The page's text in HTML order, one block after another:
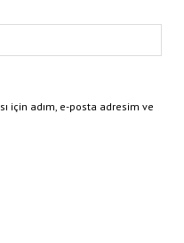
için adım, e-posta adresim ve